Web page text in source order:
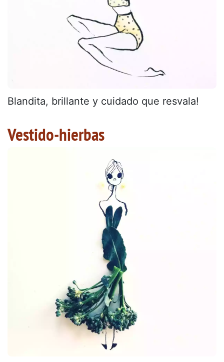
Blandita, brillante y cuidado que resvala!
Vestido-hierbas